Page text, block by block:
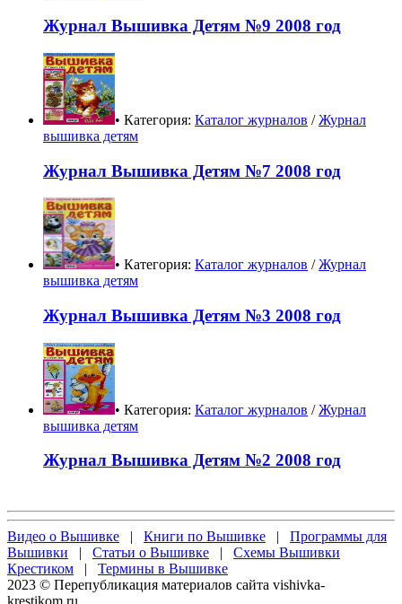
Журнал Вышивка Детям №9 2008 год
• Категория: Каталог журналов /Журнал
вышивка детям
Журнал Вышивка Детям №7 2008 год
• Категория: Каталог журналов /Журнал
вышивка детям
Журнал Вышивка Детям №3 2008 год
• Категория: Каталог журналов /Журнал
вышивка детям
Журнал Вышивка Детям №2 2008 год
Видео о Вышивке | Книги по Вышивке | Программы для
Вышивки | Статьи о Вышивке | Схемы Вышивки
Крестиком | Термины в Вышивке
2023 © Перепубликация материалов сайта vishivka-